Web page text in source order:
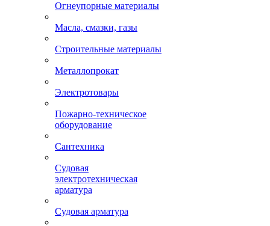
Огнеупорные материалы
Масла, смазки, газы
Строительные материалы
Металлопрокат
Электротовары
Пожарно-техническое
оборудование
Сантехника
Судовая
электротехническая
арматура
Судовая арматура